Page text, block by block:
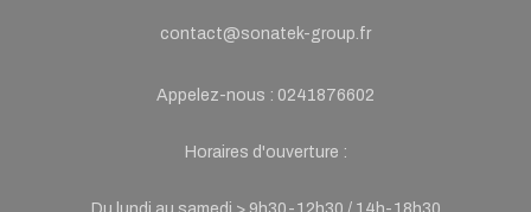
contact@sonatek-group.fr
Appelez-nous : 0241876602
Horaires d'ouverture :